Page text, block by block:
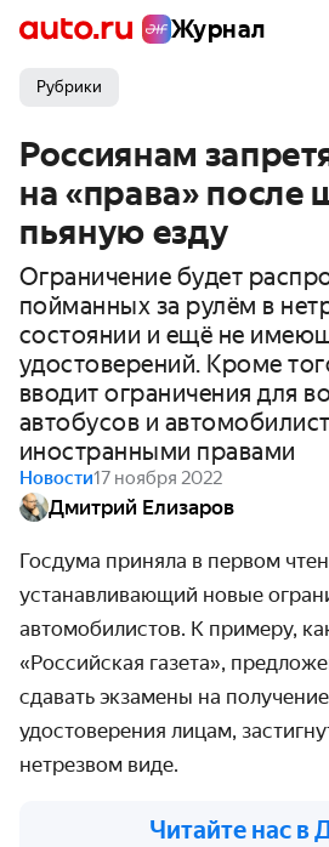
Журнал
Рубрики
Россиянам
на «права» после
пьяную езду
Ограничение будет
пойманных за рулём в
состоянии и ещё не
удостоверений. Кроме
вводит ограничения для
автобусов и
иностранными правами
Новости17 ноября 2022
Дмитрий Елизаров
Госдума приняла в первом
устанавливающий новые
автомобилистов. К примеру,
«Российская газета»,
сдавать экзамены на
удостоверения лицам,
нетрезвом виде.
Читайте нас в